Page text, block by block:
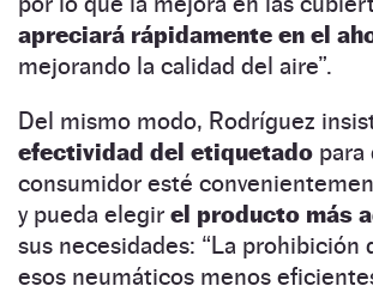
apreciará rápidamente en el
mejorando la calidad del aire”.
Del mismo modo, Rodríguez
efectividad del etiquetado para
consumidor esté
y pueda elegir el producto más
sus necesidades: “La prohibición
esos neumáticos menos